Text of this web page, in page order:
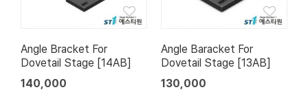
Angle Bracket For
Dovetail Stage [14AB]
140,000
Angle Baracket For
Dovetail Stage [13AB]
130,000